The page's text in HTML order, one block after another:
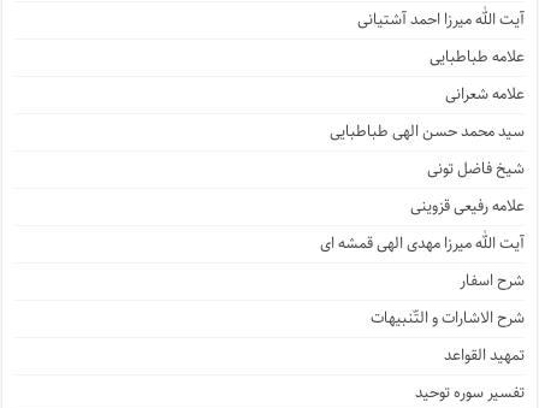
آیت الله میرزا احمد آشتیانی
علامه طباطبایی
علامه شعرانی
سید محمد حسن الهی طباطبایی
شیخ فاضل تونی
علامه رفیعی قزوینی
آیت الله میرزا مهدی الهی قمشه ای
شرح اسفار
شرح الاشارات و التّنبیهات
تمهید القواعد
تفسیر سوره توحید